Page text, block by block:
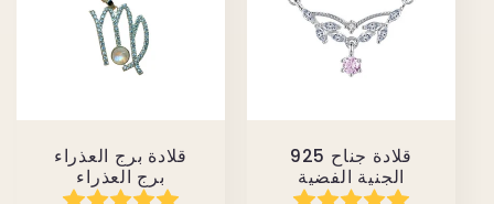
قلادة برج العذراء
برج العذراء
925 قلادة جناح
الجنية الفضية